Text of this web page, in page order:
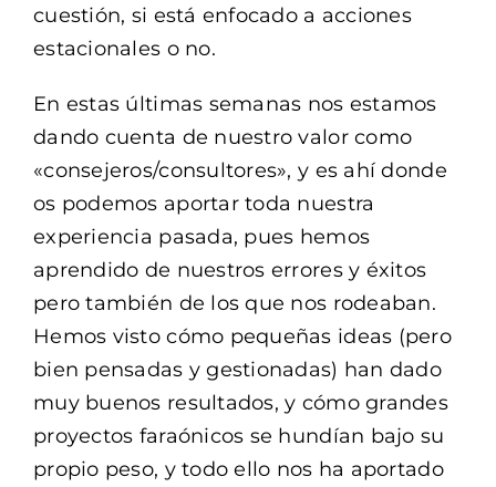
cuestión, si está enfocado a acciones
estacionales o no.
En estas últimas semanas nos estamos
dando cuenta de nuestro valor como
«consejeros/consultores», y es ahí donde
os podemos aportar toda nuestra
experiencia pasada, pues hemos
aprendido de nuestros errores y éxitos
pero también de los que nos rodeaban.
Hemos visto cómo pequeñas ideas (pero
bien pensadas y gestionadas) han dado
muy buenos resultados, y cómo grandes
proyectos faraónicos se hundían bajo su
propio peso, y todo ello nos ha aportado